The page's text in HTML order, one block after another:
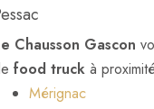
Chausson Gascon
food truck à
Mérignac